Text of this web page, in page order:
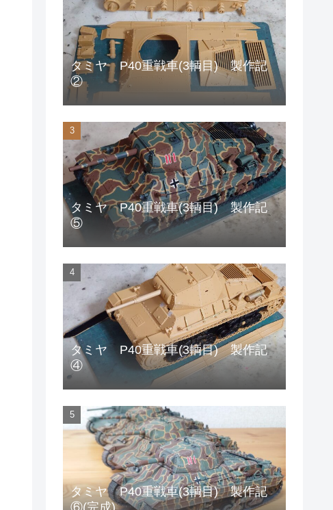
タミヤ P40重戦車(3輌目) 製作記
②
タミヤ P40重戦車(3輌目) 製作記
⑤
タミヤ P40重戦車(3輌目) 製作記
④
タミヤ P40重戦車(3輌目) 製作記